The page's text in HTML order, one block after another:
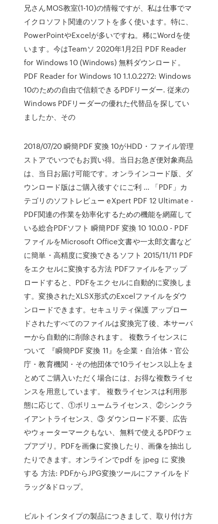
兄さんMOS教室(1-10)の情報ですが、私は仕事でマ
イクロソフト関連のソフトを多く使います。特に、
PowerPointやExcelが多いですね。稀にWordを使
います。今はTeamソ 2020年1月2日 PDF Reader
for Windows 10 (Windows) 無料ダウンロード。
PDF Reader for Windows 10 1.1.0.2272: Windows
10のための自由で信頼できるPDFリーダー. 従来の
Windows PDFリーダーの優れた代替品を探してい
ましたか、その
2018/07/20 瞬簡PDF 変換 10がHDD・ファイル管理
ストアでいつでもお買い得。当日お急ぎ便対象商品
は、当日お届け可能です。オンラインコード版、ダ
ウンロード版はご購入後すぐにご利 … 「PDF」カ
テゴリのソフトレビュー eXpert PDF 12 Ultimate -
PDF関連の作業を効率化するための機能を網羅して
いる総合PDFソフト 瞬簡PDF 変換 10 10.0.0 - PDF
ファイルをMicrosoft Office文書や一太郎文書など
に簡単・高精度に変換できるソフト 2015/11/11 PDF
をエクセルに変換する方法 PDFファイルをアップ
ロードすると、PDFをエクセルに自動的に変換しま
す。変換されたXLSX形式のExcelファイルをダウ
ンロードできます。セキュリティ保護 アップロー
ドされたすべてのファイルは変換完了後、本サーバ
ーから自動的に削除されます。 複数ライセンスに
ついて 『瞬簡PDF 変換 11』を企業・自治体・官公
庁・教育機関・その他団体で10ライセンス以上をま
とめてご購入いただく場合には、お得な複数ライセ
ンスを用意しています。 複数ライセンスは利用形
態に応じて、①ボリュームライセンス、②シンクラ
イアントライセンス、③ ダウンロード不要、広告
やウォーターマークもない、無料で使えるPDFウェ
ブアプリ。PDFを画像に変換したり、画像を抽出し
たりできます。オンラインでpdf を jpeg に 変換
する 方法: PDFからJPG変換ツールにファイルをド
ラッグ&ドロップ。
ビルトインタイプの製品につきまして、取り付け方